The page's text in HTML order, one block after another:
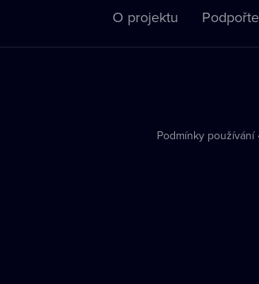
O projektu
Podmínky používání